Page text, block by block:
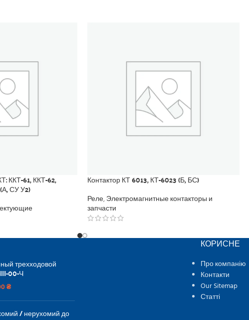
ККТ-61, ККТ-62,
СУ У2)
Контактор КТ 6013, КТ-6023 (Б, БС)
Реле,Электромагнитные контакторы и
запчасти
трехходовой
00-Ч
₴
/ нерухомий до
КОРИСНЕ
Про компанію
Контакти
Our Sitemap
Статті